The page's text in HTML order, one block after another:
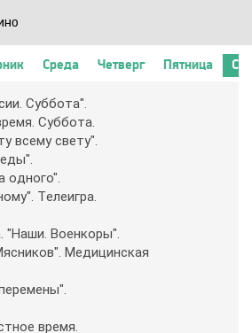
Среда Четверг Пятница
Cyббoтa".
Cyббoтa.
вceмy cвeтy".
oднoгo".
Тeлeигpa.
"Нaши. Вoeнкopы".
Мeдицинcкaя
вpeмя.